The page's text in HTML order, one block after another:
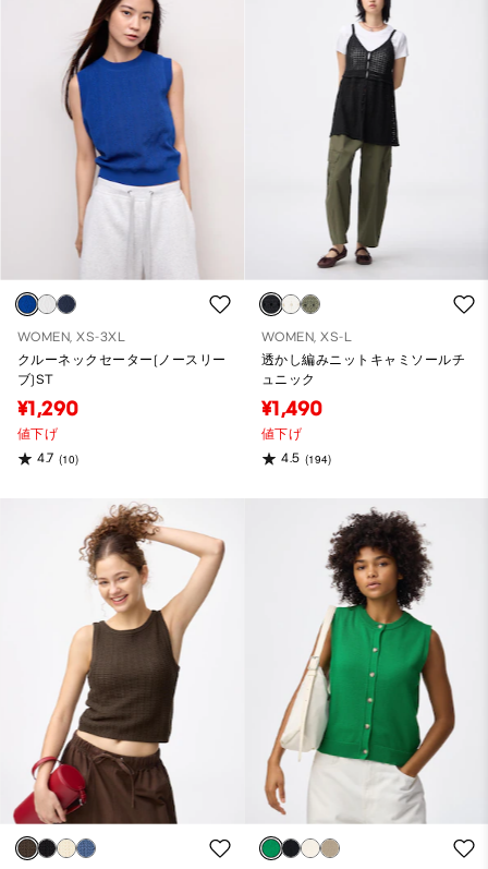
WOMEN, XS-3XL
クルーネックセーター(ノースリー
ブ)ST
¥1,290
値下げ
4.7 (10)
WOMEN, XS-L
透かし編みニットキャミソールチ
ュニック
¥1,490
値下げ
4.5 (194)